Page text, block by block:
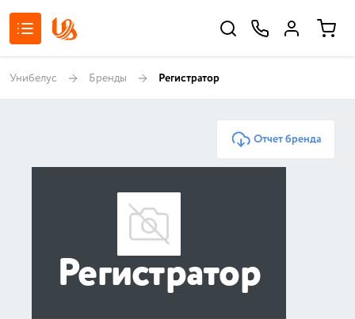
Унибелус Бренды Регистратор
Отчет бренда
Регистратор